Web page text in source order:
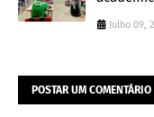
Julho 09,
POSTAR UM COMENTÁRIO